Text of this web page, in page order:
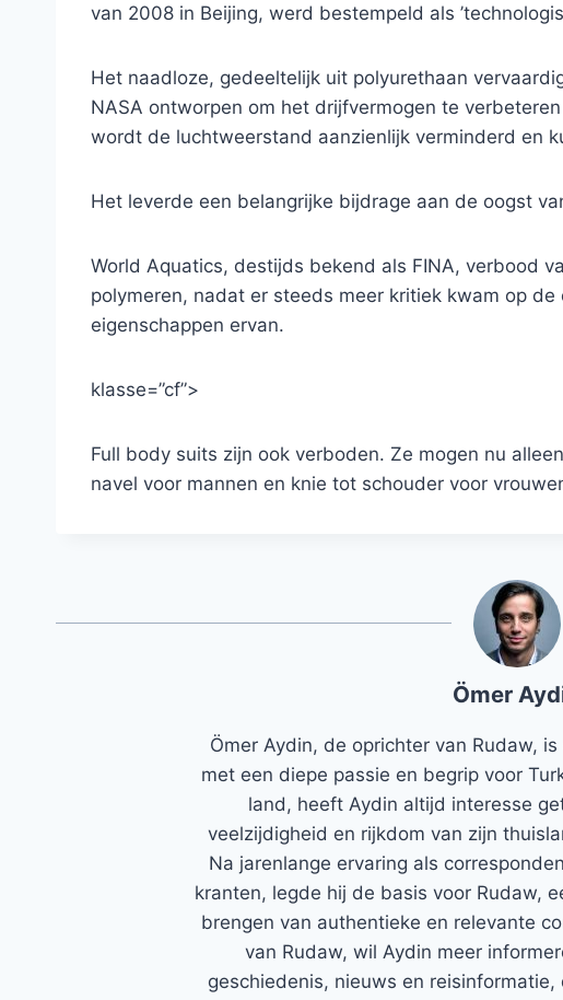
van 2008 in Beijing, werd bestempeld als
Het naadloze, gedeeltelijk uit polyurethaan
NASA ontworpen om het drijfvermogen te
wordt de luchtweerstand aanzienlijk verminderd en
Het leverde een belangrijke bijdrage aan de oogst
World Aquatics, destijds bekend als FINA, verbood
polymeren, nadat er steeds meer kritiek kwam op
eigenschappen ervan.
klasse=”cf”>
Full body suits zijn ook verboden. Ze mogen nu
navel voor mannen en knie tot schouder voor
Ömer
Ömer Aydin, de oprichter van Rudaw,
met een diepe passie en begrip voor
land, heeft Aydin altijd interesse
veelzijdigheid en rijkdom van zijn
Na jarenlange ervaring als
kranten, legde hij de basis voor Rudaw,
brengen van authentieke en relevante
van Rudaw, wil Aydin meer
geschiedenis, nieuws en